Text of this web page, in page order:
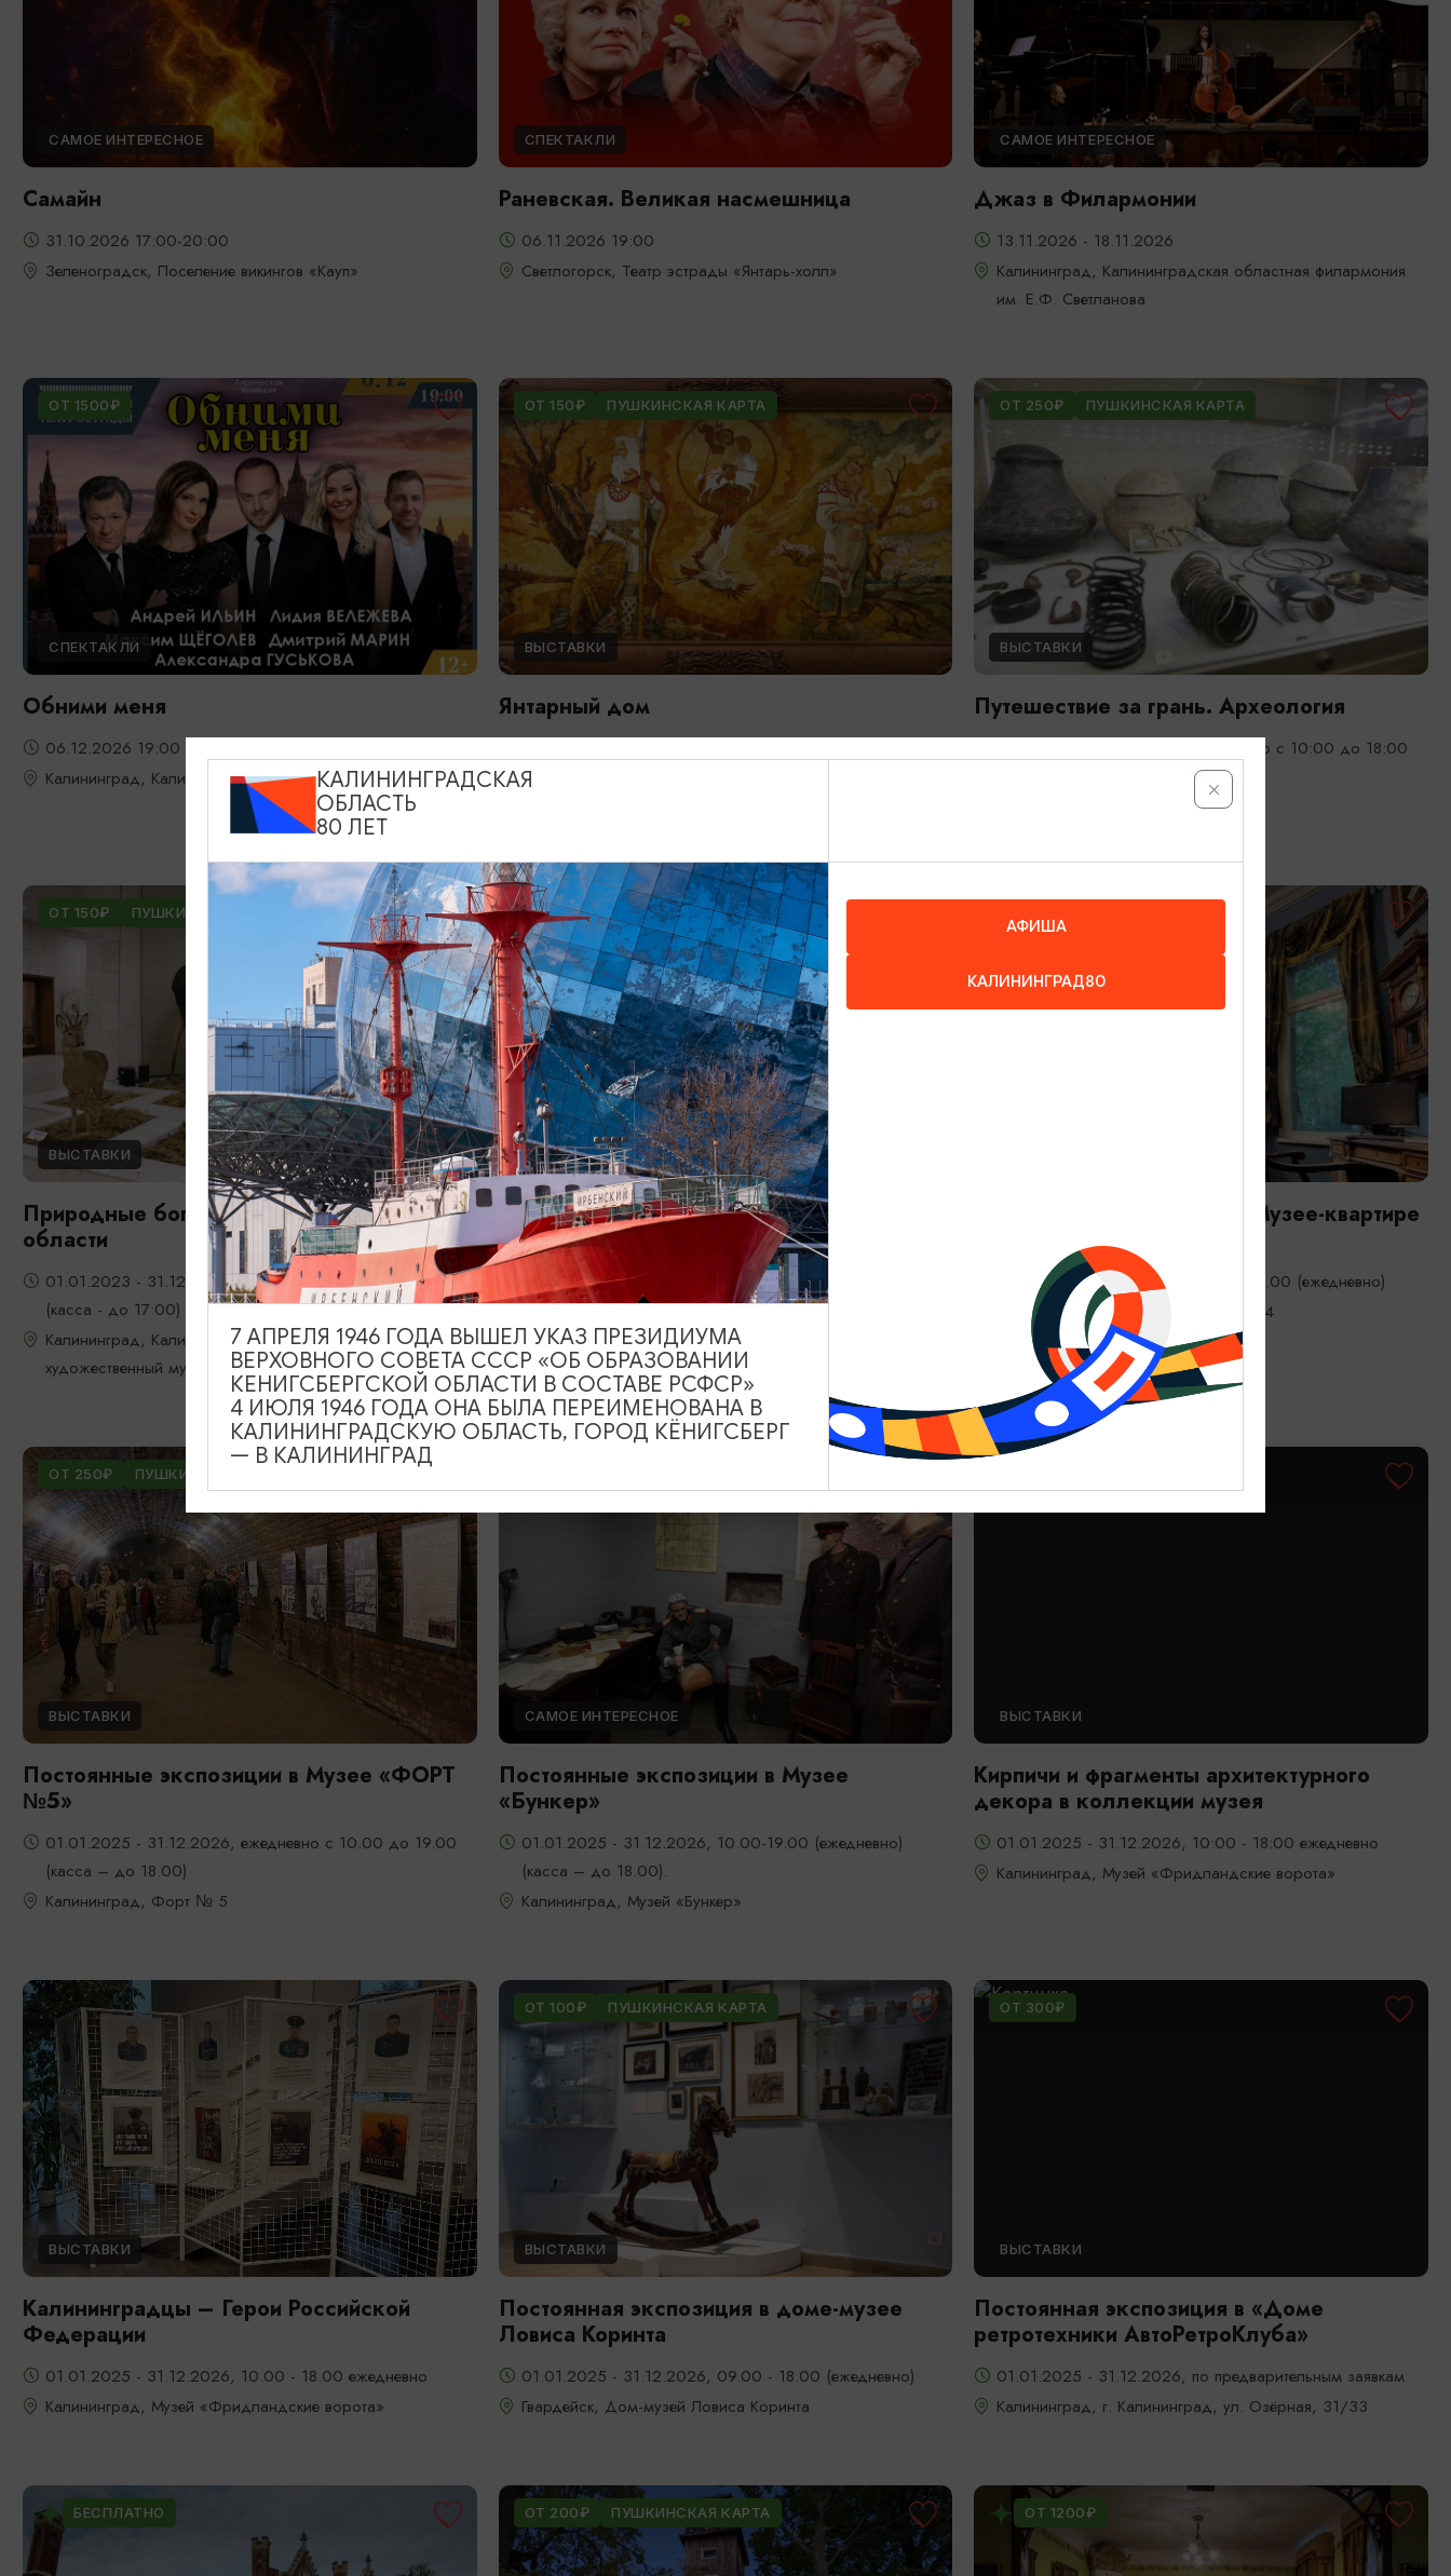
САМОЕ ИНТЕРЕСНОЕ
Самайн
31.10.2026 17:00-20:00
Зеленоградск, Поселение викингов «Кауп»
СПЕКТАКЛИ
Раневская. Великая насмешница
06.11.2026 19:00
Светлогорск, Театр эстрады «Янтарь-холл»
САМОЕ ИНТЕРЕСНОЕ
Джаз в Филармонии
13.11.2026 - 18.11.2026
Калининград, Калининградская областная филармония
им. Е.Ф. Светланова
ОТ 1500₽
СПЕКТАКЛИ
Обними меня
06.12.2026 19:00
Калининград, Калининградский театр эстрады
ОТ 150₽ ПУШКИНСКАЯ КАРТА
ВЫСТАВКИ
Янтарный дом
Калининград, Музей янтаря
ОТ 250₽ ПУШКИНСКАЯ КАРТА
ВЫСТАВКИ
Путешествие за грань. Археология
01.01.2023 - 31.12.2026, ежедневно с 10:00 до 18:00
Калининград, ул. Клиническая, 21
ОТ 150₽ ПУШКИНСКАЯ КАРТА
ВЫСТАВКИ
Природные богатства Калининградской
области
01.01.2023 - 31.12.2026, ежедневно с 10:00 до 18:00
(касса - до 17:00)
Калининград, Калининградский областной историко-
художественный музей
ОТ 150₽ ПУШКИНСКАЯ КАРТА
САМОЕ ИНТЕРЕСНОЕ
Кёнигсберг-45. Последний штурм
01.01.2023 - 31.12.2026, ежедневно с 10:00 до 18:00
(касса - до 17:00)
художественный музей
Постоянная экспозиция в Музее-квартире
«Дом с горгульей»
01.01.2025 - 31.12.2026, 11.00 - 19.00 (ежедневно)
Калининград, ул. Комсомольская, 24
ОТ 250₽ ПУШКИНСКАЯ КАРТА
ВЫСТАВКИ
Постоянные экспозиции в Музее «ФОРТ
№5»
01.01.2025 - 31.12.2026, ежедневно с 10.00 до 19.00
(касса – до 18.00)
Калининград, Форт № 5
САМОЕ ИНТЕРЕСНОЕ
Постоянные экспозиции в Музее
«Бункер»
01.01.2025 - 31.12.2026, 10.00-19.00 (ежедневно)
(касса – до 18.00).
Калининград, Музей «Бункер»
ВЫСТАВКИ
Кирпичи и фрагменты архитектурного
декора в коллекции музея
01.01.2025 - 31.12.2026, 10:00 - 18:00 ежедневно
Калининград, Музей «Фридландские ворота»
ВЫСТАВКИ
Калининградцы – Герои Российской
Федерации
01.01.2025 - 31.12.2026, 10.00 - 18.00 ежедневно
Калининград, Музей «Фридландские ворота»
ОТ 100₽ ПУШКИНСКАЯ КАРТА
ВЫСТАВКИ
Постоянная экспозиция в доме-музее
Ловиса Коринта
01.01.2025 - 31.12.2026, 09.00 - 18.00 (ежедневно)
Гвардейск, Дом-музей Ловиса Коринта
ОТ 300₽
ВЫСТАВКИ
Постоянная экспозиция в «Доме
ретротехники АвтоРетроКлуба»
01.01.2025 - 31.12.2026, по предварительным заявкам
Калининград, г. Калининград, ул. Озёрная, 31/33
БЕСПЛАТНО ОТ 200₽ ПУШКИНСКАЯ КАРТА ОТ 1200₽
КАЛИНИНГРАДСКАЯ
ОБЛАСТЬ
80 ЛЕТ
АФИША
КАЛИНИНГРАД80
7 АПРЕЛЯ 1946 ГОДА ВЫШЕЛ УКАЗ ПРЕЗИДИУМА
ВЕРХОВНОГО СОВЕТА СССР «ОБ ОБРАЗОВАНИИ
КЕНИГСБЕРГСКОЙ ОБЛАСТИ В СОСТАВЕ РСФСР»
4 ИЮЛЯ 1946 ГОДА ОНА БЫЛА ПЕРЕИМЕНОВАНА В
КАЛИНИНГРАДСКУЮ ОБЛАСТЬ, ГОРОД КЁНИГСБЕРГ
— В КАЛИНИНГРАД